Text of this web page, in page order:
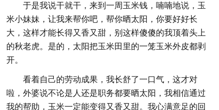
于是我说干就干，来到一周玉米钱，喃喃地说，玉
米小妹妹，让我来帮你吧，帮你晒太阳，你要好好长
大，这样才能长得又香又甜，别这样傻傻的我顶着头上
的秋老虎。是的，太阳把玉米田里的一笼玉米外皮都剥
开。
看着自己的劳动成果，我长舒了一口气，这才对
啦，外婆说不论是人还是职务都要晒太阳，我相信通过
我的帮助，玉米一定能变得又香又甜。我心满意足的回